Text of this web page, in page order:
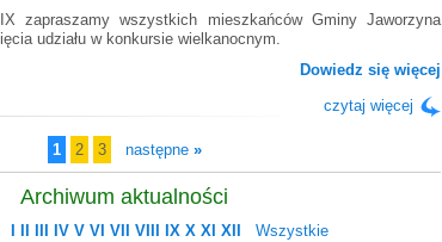
zapraszamy wszystkich mieszkańców Gminy Jaworzyna
udziału w konkursie wielkanocnym.
Dowiedz się więcej
czytaj więcej
1 2 3 następne »
Archiwum aktualności
IV V VI VII VIII IX X XI XII Wszystkie